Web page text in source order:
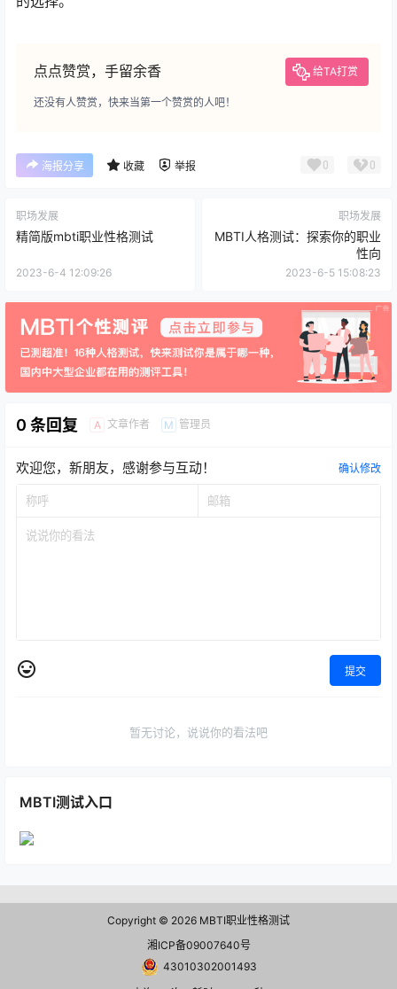
点点赞赏，手留余香 给TA打赏
还没有人赞赏，快来当第一个赞赏的人吧！
海报分享 收藏 举报 0 0
职场发展
精简版mbti职业性格测试
2023-6-4 12:09:26
职场发展
MBTI人格测试：探索你的职业
性向
2023-6-5 15:08:23
0 条回复 A 文章作者 M 管理员
欢迎您，新朋友，感谢参与互动！ 确认修改
提交
暂无讨论，说说你的看法吧
MBTI测试入口
Copyright © 2026 MBTI职业性格测试
湘ICP备09007640号
43010302001493